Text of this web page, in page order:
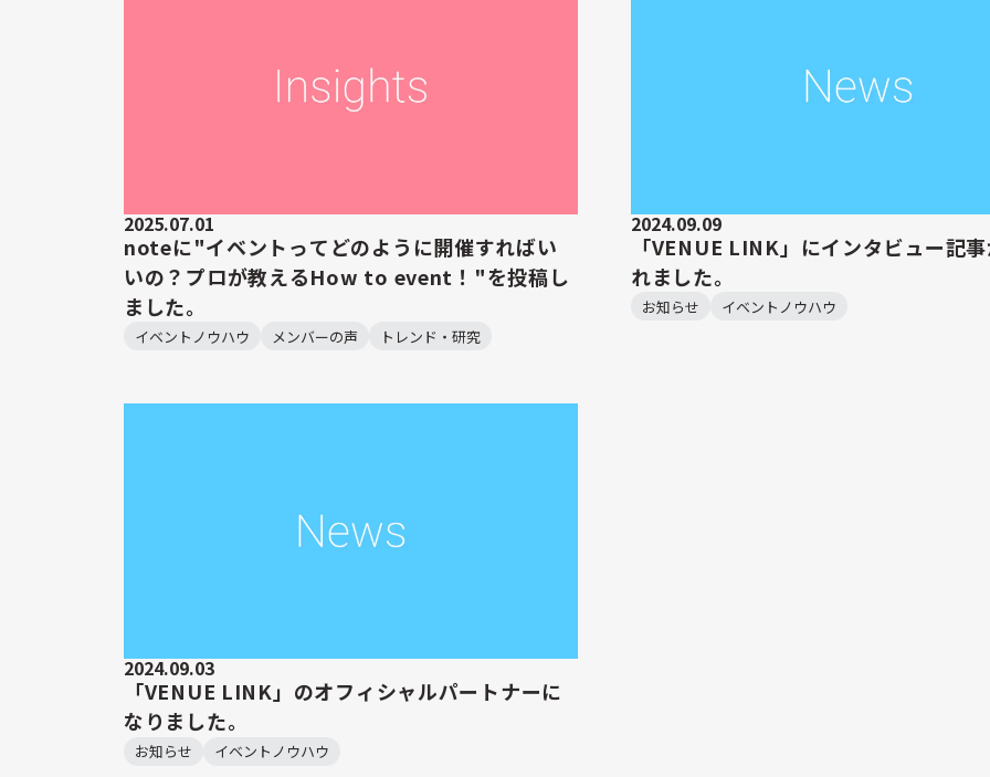
2025.07.01
noteに"イベントってどのように開催すればい
いの？プロが教えるHow to event！"を投稿し
ました。
イベントノウハウ メンバーの声 トレンド・研究
2024.09.09
「VENUE LINK」にインタビュー記
れました。
お知らせ イベントノウハウ
2024.09.03
「VENUE LINK」のオフィシャルパートナーに
なりました。
お知らせ イベントノウハウ